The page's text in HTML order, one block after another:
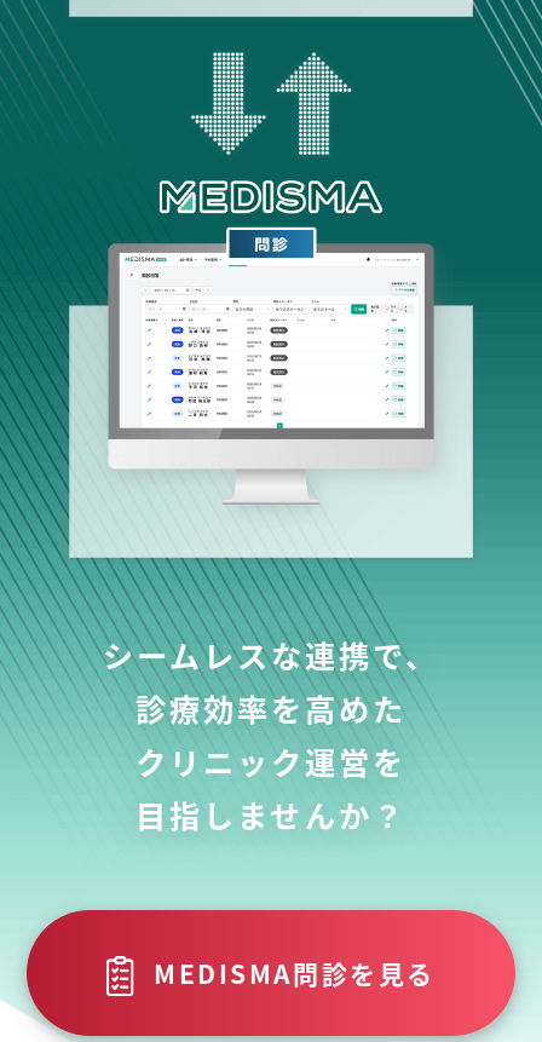
シームレスな連携で、
診療効率を高めた
クリニック運営を
目指しませんか？
MEDISMA問診を見る